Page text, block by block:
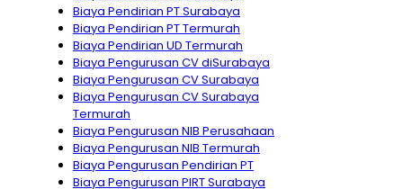
Biaya Pendirian PT Surabaya
Biaya Pendirian PT Termurah
Biaya Pendirian UD Termurah
Biaya Pengurusan CV diSurabaya
Biaya Pengurusan CV Surabaya
Biaya Pengurusan CV Surabaya
Termurah
Biaya Pengurusan NIB Perusahaan
Biaya Pengurusan NIB Termurah
Biaya Pengurusan Pendirian PT
Biaya Pengurusan PIRT Surabaya